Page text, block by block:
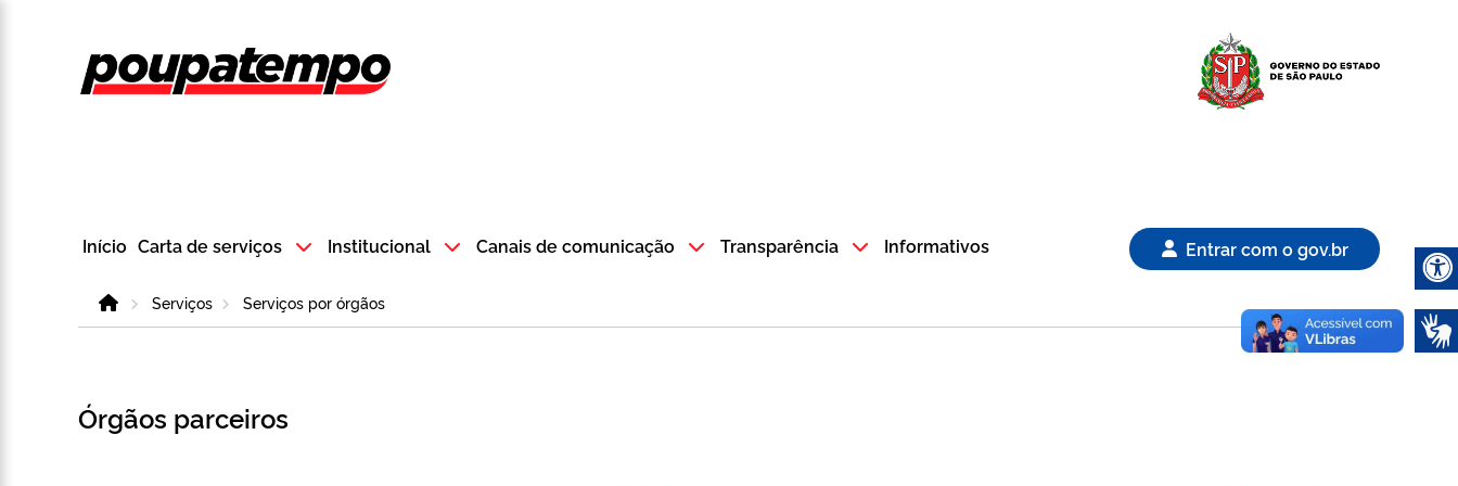
Logo do Poupatempo SP GOV BR direciona para a página inicial
Início Carta de serviços Institucional Canais de comunicação Transparência Informativos Entrar com o gov.br
HomeServiços Serviços por órgãos
Órgãos parceiros